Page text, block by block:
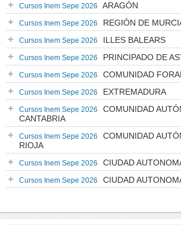
Cursos Inem Sepe 2026 ARAGÓN
Cursos Inem Sepe 2026 REGIÓN DE
Cursos Inem Sepe 2026 ILLES BALEARS
Cursos Inem Sepe 2026 PRINCIPADO DE
Cursos Inem Sepe 2026 COMUNIDAD
Cursos Inem Sepe 2026 EXTREMADURA
Cursos Inem Sepe 2026
COMUNIDAD
CANTABRIA
Cursos Inem Sepe 2026
COMUNIDAD
RIOJA
Cursos Inem Sepe 2026 CIUDAD
Cursos Inem Sepe 2026 CIUDAD